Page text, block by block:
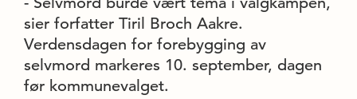
sier forfatter Tiril Broch Aakre.
Verdensdagen for forebygging av
selvmord markeres 10. september, dagen
før kommunevalget.